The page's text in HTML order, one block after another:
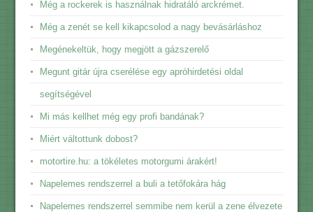
Még a rockerek is használnak hidratáló arckrémet.
Még a zenét se kell kikapcsolod a nagy bevásárláshoz
Megénekeltük, hogy megjött a gázszerelő
Megunt gitár újra cserélése egy apróhirdetési oldal
segítségével
Mi más kellhet még egy profi bandának?
Miért váltottunk dobost?
motortire.hu: a tökéletes motorgumi árakért!
Napelemes rendszerrel a buli a tetőfokára hág
Napelemes rendszerrel semmibe nem kerül a zene élvezete